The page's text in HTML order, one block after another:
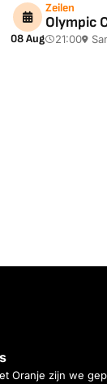
08 Aug
Zeilen
Olympic
21:00
Oranje zijn we